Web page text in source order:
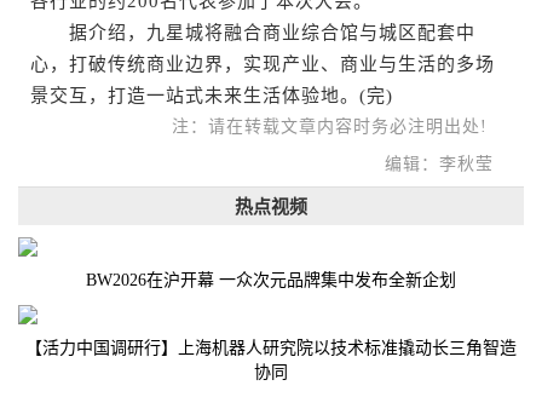
据介绍，九星城将融合商业综合馆与城区配套中
心，打破传统商业边界，实现产业、商业与生活的多场
景交互，打造一站式未来生活体验地。(完)
注：请在转载文章内容时务必注明出处!
编辑：李秋莹
热点视频
BW2026在沪开幕 一众次元品牌集中发布全新企划
【活力中国调研行】上海机器人研究院以技术标准撬动长三角智造
协同